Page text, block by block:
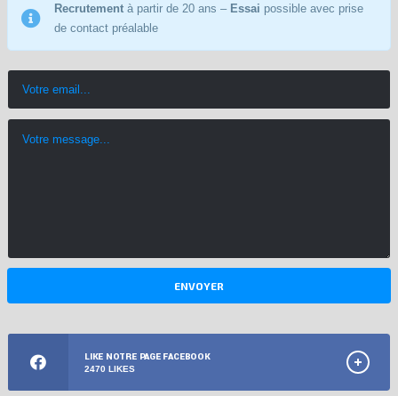
Recrutement à partir de 20 ans – Essai possible avec prise
de contact préalable
LIKE NOTRE PAGE FACEBOOK
2470 LIKES